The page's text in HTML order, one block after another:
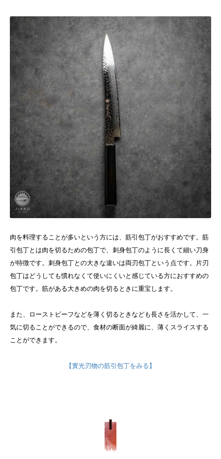
肉を料理することが多いという方には、筋引包丁がおすすめです。筋
引包丁とは肉を切るための包丁で、刺身包丁のように長くて細い刀身
が特徴です。 刺身包丁との大きな違いは両刃包丁という点です。片刃
包丁はどうしても慣れなくて使いにくいと感じている方におすすめの
包丁です。筋がある大きめの肉を切るときに重宝します。
また、ローストビーフなどを薄く切るときなども長さを活かして、一
気に切ることができるので、食材の断面が綺麗に、薄くスライスする
ことができます。
【實光刃物の筋引包丁をみる】